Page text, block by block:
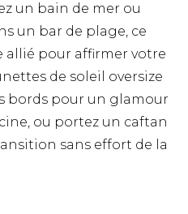
un bain de mer ou
un bar de plage, ce
allié pour affirmer votre
de soleil oversize
bords pour un glamour
ou portez un caftan
sans effort de la